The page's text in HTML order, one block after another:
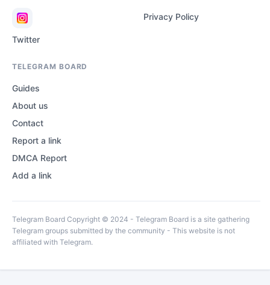
Twitter
Privacy Policy
TELEGRAM BOARD
Guides
About us
Contact
Report a link
DMCA Report
Add a link
Telegram Board Copyright © 2024 - Telegram Board is a site gathering
Telegram groups submitted by the community - This website is not
affiliated with Telegram.